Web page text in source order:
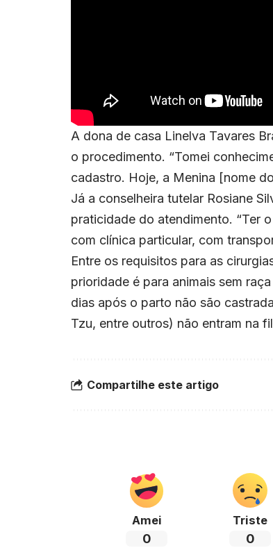
A dona de casa Linelva Tavares
o procedimento. “Tomei
cadastro. Hoje, a Menina [nome
Já a conselheira tutelar Rosiane
praticidade do atendimento. “Ter
com clínica particular, com
Entre os requisitos para as
prioridade é para animais sem
dias após o parto não são
Tzu, entre outros) não entram na
Compartilhe este artigo
Amei
0
Triste
0